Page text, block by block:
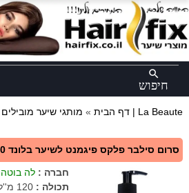
search
חיפוש
דף הבית » מותגי שיער מובילים לה בוטה | La Beaute
סרום סילבר פלקס פיגמנט לשיער בלונד 120 מ"ל - לה בוטה
חברה : לה בוטה
תכולה : 120 מ''ל
×